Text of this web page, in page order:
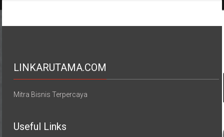
LINKARUTAMA.COM
Mitra Bisnis Terpercaya
Useful Links